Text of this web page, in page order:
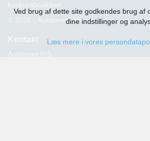
Ved brug af dette site godkendes brug af
dine indstillinger og
Læs mere i vores
konkursboaktiver.
© 2026 - Auktioner P/S
Kontakt
Auktioner P/S